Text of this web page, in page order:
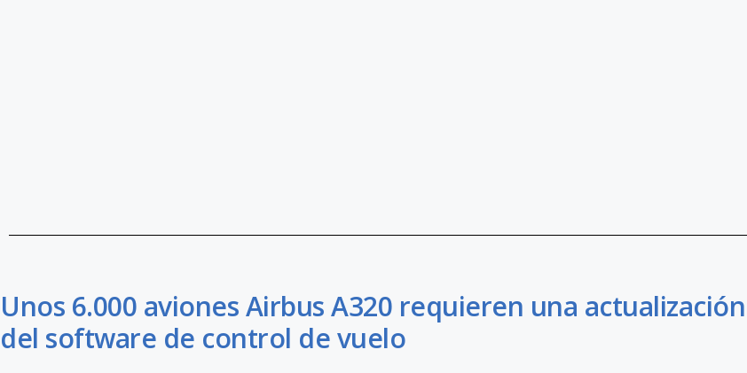
Unos 6.000 aviones Airbus A320 requieren una actualización
del software de control de vuelo